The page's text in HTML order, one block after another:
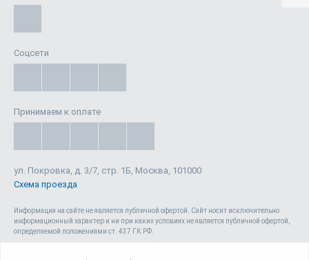
Соцсети
Принимаем к оплате
ул. Покровка, д. 3/7, стр. 1Б, Москва, 101000
Схема проезда
Информация на сайте не является публичной офертой. Cайт носит исключительно
информационный характер и ни при каких условиях не является публичной офертой,
определяемой положениями ст. 437 ГК РФ.